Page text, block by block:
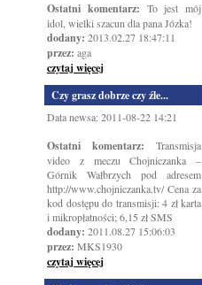
Ostatni komentarz: To jest mój
idol, wielki szacun dla pana Józka!
dodany: 2013.02.27 18:47:11
przez: aga
czytaj więcej
Czy grasz dobrze czy źle...
Data newsa: 2011-08-22 14:21
Ostatni komentarz: Transmisja
video z meczu Chojniczanka –
Górnik Wałbrzych pod adresem
http://www.chojniczanka.tv/ Cena za
kod dostępu do transmisji: 4 zł karta
i mikropłatności; 6,15 zł SMS
dodany: 2011.08.27 15:06:03
przez: MKS1930
czytaj więcej